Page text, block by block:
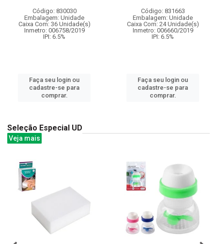
Código: 830030
Embalagem: Unidade
Caixa Com: 36 Unidade(s)
Inmetro: 006758/2019
IPI: 6.5%
Faça seu login ou
cadastre-se para
comprar.
Código: 831663
Embalagem: Unidade
Caixa Com: 24 Unidade(s)
Inmetro: 006660/2019
IPI: 6.5%
Faça seu login ou
cadastre-se para
comprar.
Seleção Especial UD
Veja mais